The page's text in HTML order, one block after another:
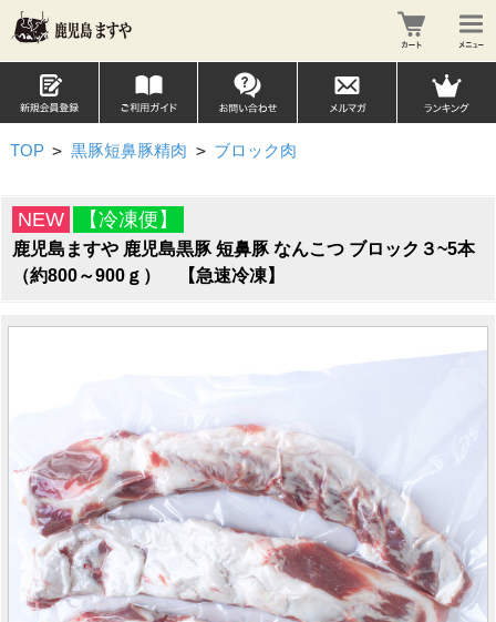
TOP > 黒豚短鼻豚精肉 > ブロック肉
NEW 【冷凍便】
鹿児島ますや 鹿児島黒豚 短鼻豚 なんこつ ブロック３~5本
（約800～900ｇ） 【急速冷凍】